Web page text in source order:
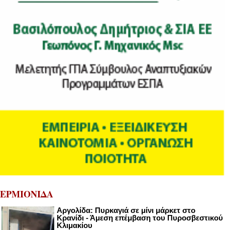
ΕΡΜΙΟΝΙΔΑ
Αργολίδα: Πυρκαγιά σε μίνι μάρκετ στο
Κρανίδι - Άμεση επέμβαση του Πυροσβεστικού
Κλιμακίου